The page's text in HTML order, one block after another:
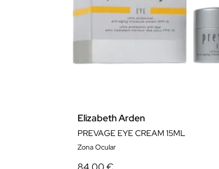
Elizabeth Arden
PREVAGE EYE CREAM 15ML
Zona Ocular